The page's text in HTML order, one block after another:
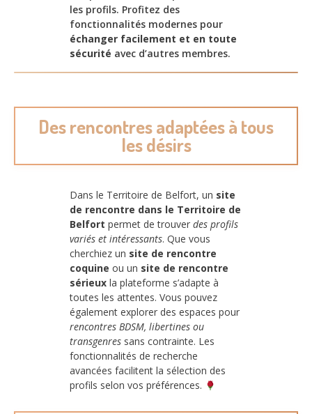
les profils. Profitez des
fonctionnalités modernes pour
échanger facilement et en toute
sécurité avec d’autres membres.
Des rencontres adaptées à tous
les désirs
Dans le Territoire de Belfort, un site
de rencontre dans le Territoire de
Belfort permet de trouver des profils
variés et intéressants. Que vous
cherchiez un site de rencontre
coquine ou un site de rencontre
sérieux la plateforme s’adapte à
toutes les attentes. Vous pouvez
également explorer des espaces pour
rencontres BDSM, libertines ou
transgenres sans contrainte. Les
fonctionnalités de recherche
avancées facilitent la sélection des
profils selon vos préférences.